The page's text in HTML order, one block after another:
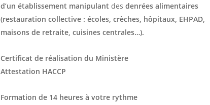
d’un établissement manipulant des denrées alimentaires
(restauration collective : écoles, crèches, hôpitaux, EHPAD,
maisons de retraite, cuisines centrales…).
Certificat de réalisation du Ministère
Attestation HACCP
Formation de 14 heures à votre rythme